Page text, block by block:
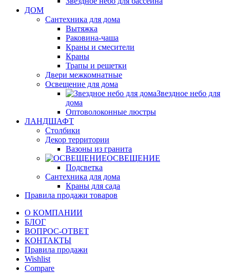
ДОМ
Сантехника для дома
Вытяжка
Раковина-чаша
Краны и смесители
Краны
Трапы и решетки
Двери межкомнатные
Освещение для дома
Звездное небо для
дома
Оптоволоконные люстры
ЛАНДШАФТ
Столбики
Декор территории
Вазоны из гранита
ОСВЕЩЕНИЕ
Подсветка
Сантехника для дома
Краны для сада
Правила продажи товаров
О КОМПАНИИ
БЛОГ
ВОПРОС-ОТВЕТ
КОНТАКТЫ
Правила продажи
Wishlist
Compare